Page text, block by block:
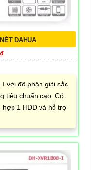
DAHUA
I với độ phân giải sắc
tiêu chuẩn cao. Có
hợp 1 HDD và hỗ trợ